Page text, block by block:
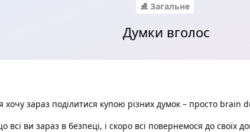
⛸ Загальне
Думки вголос
хочу зараз поділитися купою різних думок – просто brain
ви зараз в безпеці, і скоро всі повернемося до своїх